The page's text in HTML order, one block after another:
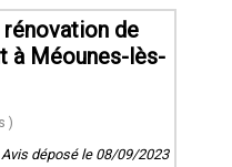
rénovation de
à Méounes-lès-
)
Avis déposé le 08/09/2023